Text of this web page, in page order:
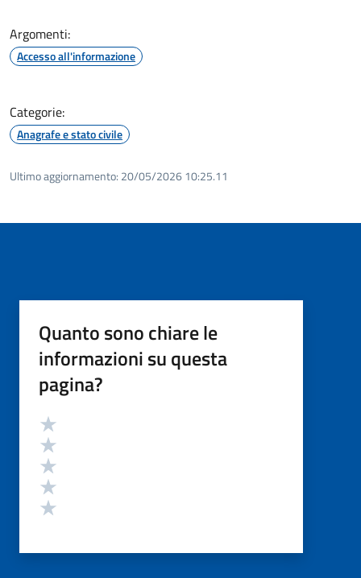
Argomenti:
Accesso all'informazione
Categorie:
Anagrafe e stato civile
Ultimo aggiornamento: 20/05/2026 10:25.11
Quanto sono chiare le
informazioni su questa
pagina?
Valutazione